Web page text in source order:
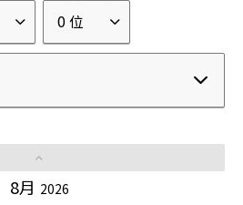
0 位
8月 2026